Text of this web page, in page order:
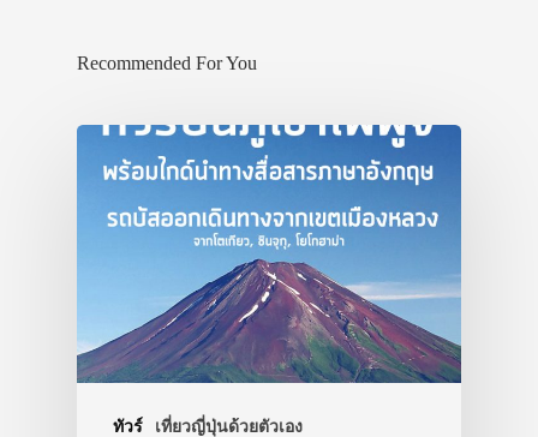
Recommended For You
ทัวร์ เที่ยวญี่ปุ่นด้วยตัวเอง